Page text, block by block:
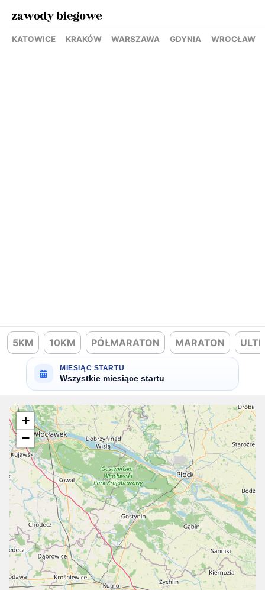
KATOWICE KRAKÓW WARSZAWA GDYNIA WROCŁAW
MIESIĄC STARTU
Wszystkie miesiące startu
5KM 10KM PÓŁMARATON MARATON
+
−